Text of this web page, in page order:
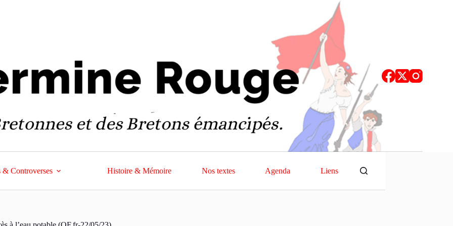
& Controverses Histoire & Mémoire Nos textes Agenda Liens